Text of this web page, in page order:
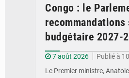
Congo : le
recommandations
budgétaire 2027-
7 août 2026
Publié à
Le Premier ministre,